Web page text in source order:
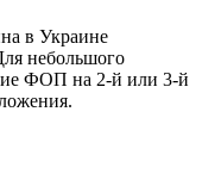
в Украине
небольшого
ФОП на 2-й или 3-й